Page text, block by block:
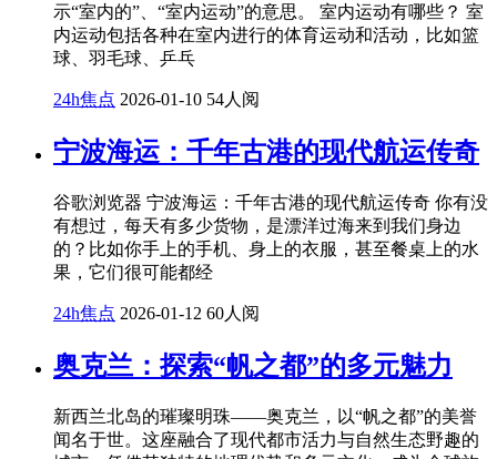
示“室内的”、“室内运动”的意思。 室内运动有哪些？ 室
内运动包括各种在室内进行的体育运动和活动，比如篮
球、羽毛球、乒乓
24h焦点 2026-01-10 54人阅
宁波海运：千年古港的现代航运传奇
谷歌浏览器 宁波海运：千年古港的现代航运传奇 你有没
有想过，每天有多少货物，是漂洋过海来到我们身边
的？比如你手上的手机、身上的衣服，甚至餐桌上的水
果，它们很可能都经
24h焦点 2026-01-12 60人阅
奥克兰：探索“帆之都”的多元魅力
新西兰北岛的璀璨明珠——奥克兰，以“帆之都”的美誉
闻名于世。这座融合了现代都市活力与自然生态野趣的